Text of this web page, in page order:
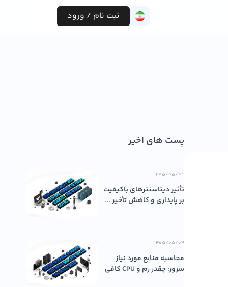
ثبت نام / ورود
پست های اخیر
۱۴۰۵/۰۵/۰۴
تأثیر دیتاسنترهای باکیفیت
بر پایداری و کاهش تأخیر ...
۱۴۰۵/۰۵/۰۴
محاسبه منابع مورد نیاز
سرور: چقدر رم و CPU کافی